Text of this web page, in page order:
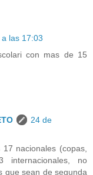
las 17:03
con mas de 15
24 de
nacionales (copas,
no
que sean de segunda